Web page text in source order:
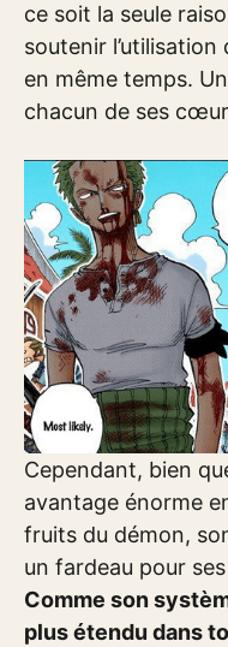
ce soit la seule
soutenir
en même temps.
chacun de ses
Cependant, bien
avantage énorme
fruits du démon,
un fardeau pour
Comme son
plus étendu dans